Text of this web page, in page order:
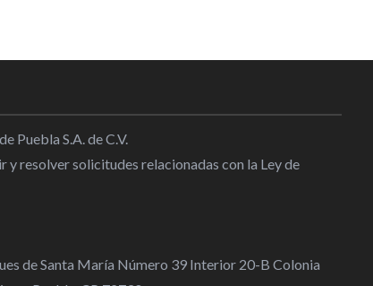
Puebla S.A. de C.V.
y resolver solicitudes relacionadas con la Ley de
de Santa María Número 39 Interior 20-B Colonia